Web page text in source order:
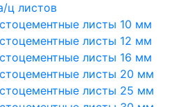
ц листов
листы 10 мм
листы 12 мм
листы 16 мм
листы 20 мм
листы 25 мм